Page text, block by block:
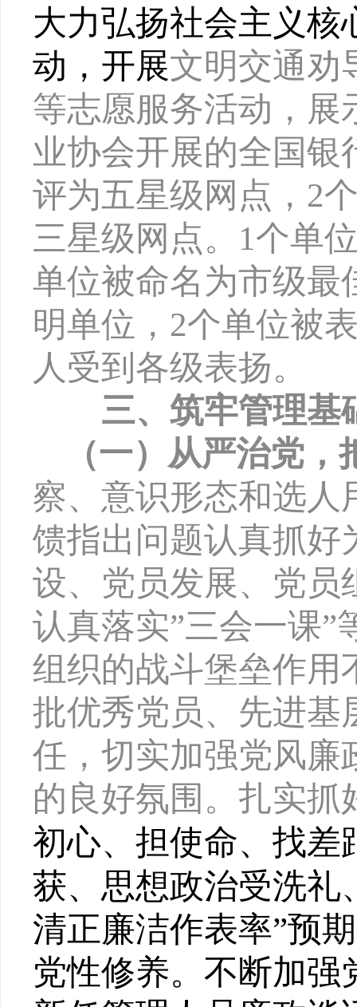
大力弘扬社会主义核
动，开展文明交通劝
等志愿服务活动，展
业协会开展的全国银
评为五星级网点，2
三星级网点。1个单
单位被命名为市级最
明单位，2个单位被
人受到各级表扬。
三、筑牢管理基
（一）从严治党，
察、意识形态和选人
馈指出问题认真抓好
设、党员发展、党员
认真落实”三会一课”
组织的战斗堡垒作用
批优秀党员、先进基
任，切实加强党风廉
的良好氛围 。扎实抓
初心、担使命、找差
获、思想政治受洗礼
清正廉洁作表率”预
党性修养。 不断加强